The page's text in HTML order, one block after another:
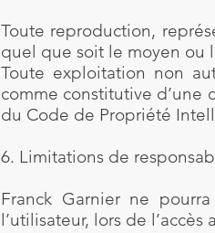
Toute reproduction,
quel que soit le moyen ou
Toute exploitation non
comme constitutive d’une
du Code de Propriété
6. Limitations de
Franck Garnier ne
l’utilisateur, lors de l’accès